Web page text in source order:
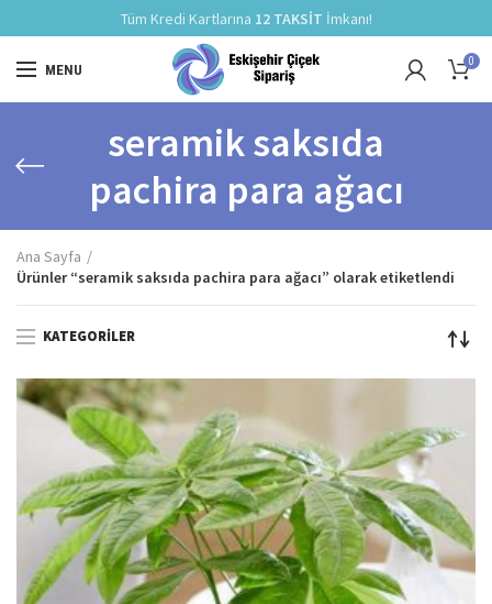
MENU 0
seramik saksıda
pachira para ağacı
Ana Sayfa
Ürünler “seramik saksıda pachira para ağacı” olarak etiketlendi
KATEGORILER
Tüm Kredi Kartlarına 12 TAKSİT İmkanı!